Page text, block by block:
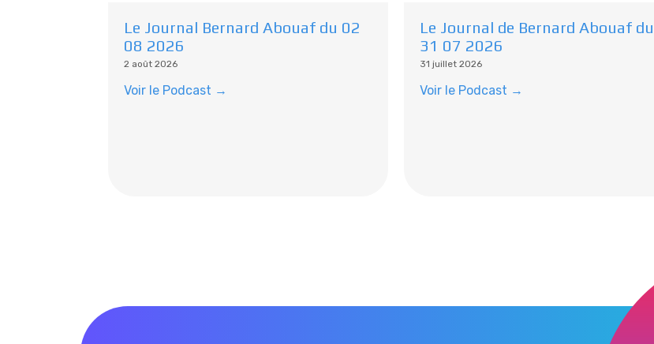
Le Journal Bernard Abouaf du 02
08 2026
2 août 2026
Voir le Podcast →
Le Journal de Bernard Abouaf du
31 07 2026
31 juillet 2026
Voir le Podcast →